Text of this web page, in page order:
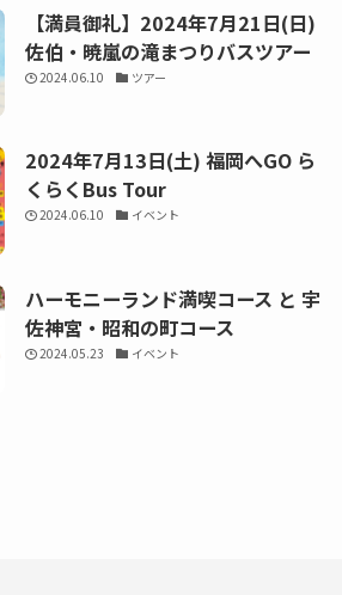
【満員御礼】2024年7月21日(日)
佐伯・暁嵐の滝まつりバスツアー
2024.06.10 ツアー
2024年7月13日(土) 福岡へGO ら
くらくBus Tour
2024.06.10 イベント
ハーモニーランド満喫コース と 宇
佐神宮・昭和の町コース
2024.05.23 イベント